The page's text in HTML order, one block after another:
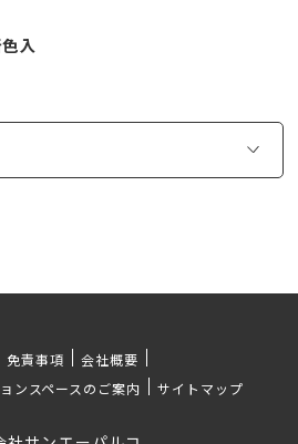
入
免責事項
会社概要
ンスペースのご案内
サイトマップ